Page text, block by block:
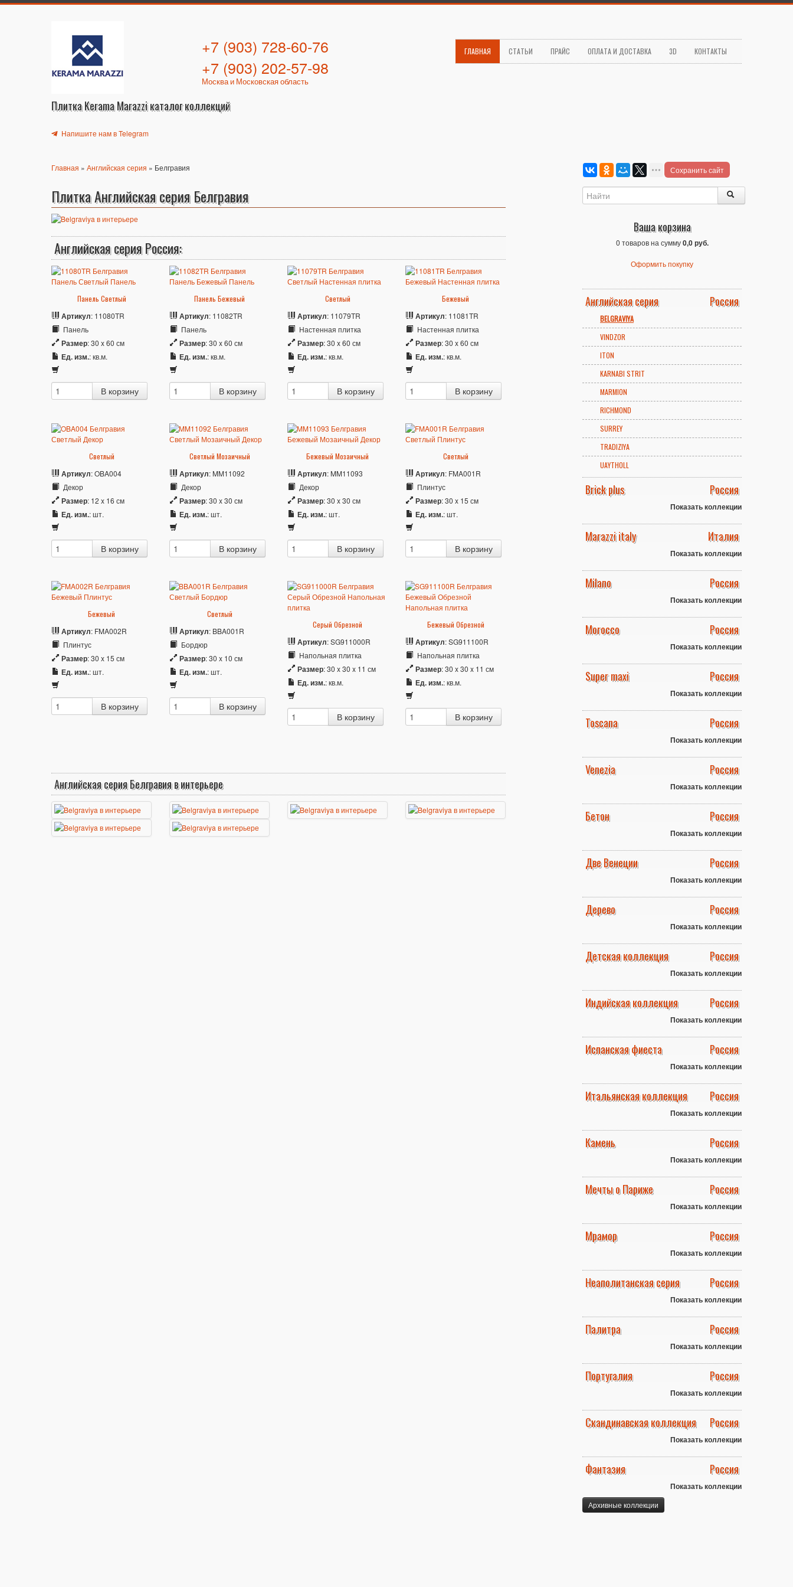
Плитка Kerama Marazzi каталог коллекций
+7 (903) 728-60-76
+7 (903) 202-57-98
Москва и Московская область
Напишите нам в Telegram
ГЛАВНАЯ СТАТЬИ ПРАЙС ОПЛАТА И ДОСТАВКА 3D КОНТАКТЫ
Главная » Английская серия » Белгравия
Плитка Английская серия Белгравия
Английская серия Россия:
Панель Светлый
Артикул: 11080TR
Панель
Размер: 30 x 60 см
Ед. изм.: кв.м.
Панель Бежевый
Артикул: 11082TR
Панель
Размер: 30 x 60 см
Ед. изм.: кв.м.
Светлый
Артикул: 11079TR
Настенная плитка
Размер: 30 x 60 см
Ед. изм.: кв.м.
Бежевый
Артикул: 11081TR
Настенная плитка
Размер: 30 x 60 см
Ед. изм.: кв.м.
Светлый
Артикул: OBA004
Декор
Размер: 12 x 16 см
Ед. изм.: шт.
Светлый Мозаичный
Артикул: MM11092
Декор
Размер: 30 x 30 см
Ед. изм.: шт.
Бежевый Мозаичный
Артикул: MM11093
Декор
Размер: 30 x 30 см
Ед. изм.: шт.
Светлый
Артикул: FMA001R
Плинтус
Размер: 30 x 15 см
Ед. изм.: шт.
Бежевый
Артикул: FMA002R
Плинтус
Размер: 30 x 15 см
Ед. изм.: шт.
Светлый
Артикул: BBA001R
Бордюр
Размер: 30 x 10 см
Ед. изм.: шт.
Серый Обрезной
Артикул: SG911000R
Напольная плитка
Размер: 30 x 30 x 11 см
Ед. изм.: кв.м.
Бежевый Обрезной
Артикул: SG911100R
Напольная плитка
Размер: 30 x 30 x 11 см
Ед. изм.: кв.м.
Английская серия Белгравия в интерьере
Сохранить сайт
Ваша корзина
0 товаров на сумму0,0 руб.
Оформить покупку
Английская серия Россия
BELGRAVIYA
VINDZOR
ITON
KARNABI STRIT
MARMION
RICHMOND
SURREY
TRADIZIYA
UAYTHOLL
Brick plus Россия
Показать коллекции
Marazzi italy Италия
Показать коллекции
Milano Россия
Показать коллекции
Morocco Россия
Показать коллекции
Super maxi Россия
Показать коллекции
Toscana Россия
Показать коллекции
Venezia Россия
Показать коллекции
Бетон Россия
Показать коллекции
Две Венеции Россия
Показать коллекции
Дерево Россия
Показать коллекции
Детская коллекция Россия
Показать коллекции
Индийская коллекция Россия
Показать коллекции
Испанская фиеста Россия
Показать коллекции
Итальянская коллекция Россия
Показать коллекции
Камень Россия
Показать коллекции
Мечты о Париже Россия
Показать коллекции
Мрамор Россия
Показать коллекции
Неаполитанская серия Россия
Показать коллекции
Палитра Россия
Показать коллекции
Португалия Россия
Показать коллекции
Скандинавская коллекция Россия
Показать коллекции
Фантазия Россия
Показать коллекции
Архивные коллекции